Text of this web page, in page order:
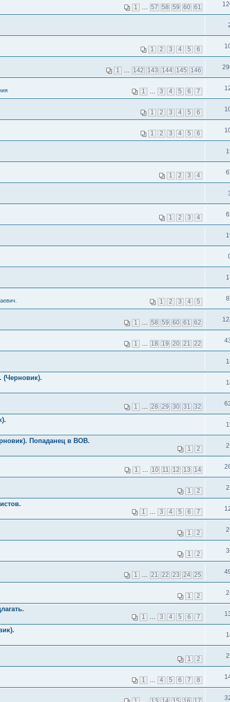
1 … 57 58 59 60 61
1 2 3 4 5 6
1 … 142 143 144 145 146
1 … 3 4 5 6 7
1 2 3 4 5 6
1 2 3 4 5 6
1 2 3 4
1 2 3 4
1 2 3 4 5
1 … 58 59 60 61 62
1 … 18 19 20 21 22
(Черновик).
1 … 28 29 30 31 32
Попаданец в ВОВ.
1 2
1 … 10 11 12 13 14
1 2
1 … 3 4 5 6 7
1 2
1 2
1 … 21 22 23 24 25
1 2
1 … 3 4 5 6 7
1 2
1 … 4 5 6 7 8